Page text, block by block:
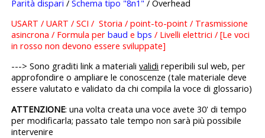
Parità dispari /Schema tipo "8n1" / Overhead
USART / UART / SCI / Storia / point-to-point / Trasmissione
asincrona / Formula perbaud ebps / Livelli elettrici / [Le voci
in rosso non devono essere sviluppate]
---> Sono graditi link a materialivalidi reperibili sul web, per
approfondire o ampliare le conoscenze (tale materiale deve
essere valutato e validato da chi compila la voce di glossario)
ATTENZIONE: una volta creata una voce avete 30' di tempo
per modificarla; passato tale tempo non sarà più possibile
intervenire